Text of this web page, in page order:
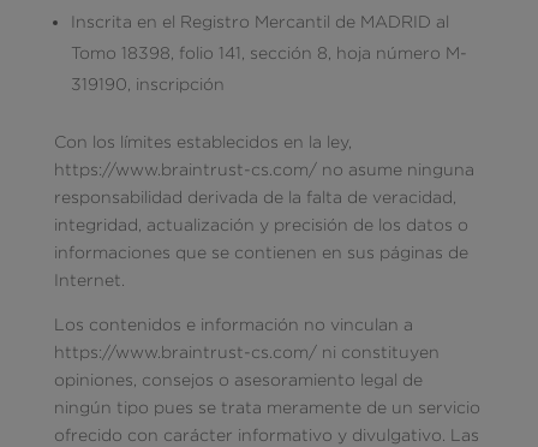
Inscrita en el Registro Mercantil de MADRID al
Tomo 18398, folio 141, sección 8, hoja número M-
319190, inscripción
Con los límites establecidos en la ley,
https://www.braintrust-cs.com/ no asume ninguna
responsabilidad derivada de la falta de veracidad,
integridad, actualización y precisión de los datos o
informaciones que se contienen en sus páginas de
Internet.
Los contenidos e información no vinculan a
https://www.braintrust-cs.com/ ni constituyen
opiniones, consejos o asesoramiento legal de
ningún tipo pues se trata meramente de un servicio
ofrecido con carácter informativo y divulgativo. Las